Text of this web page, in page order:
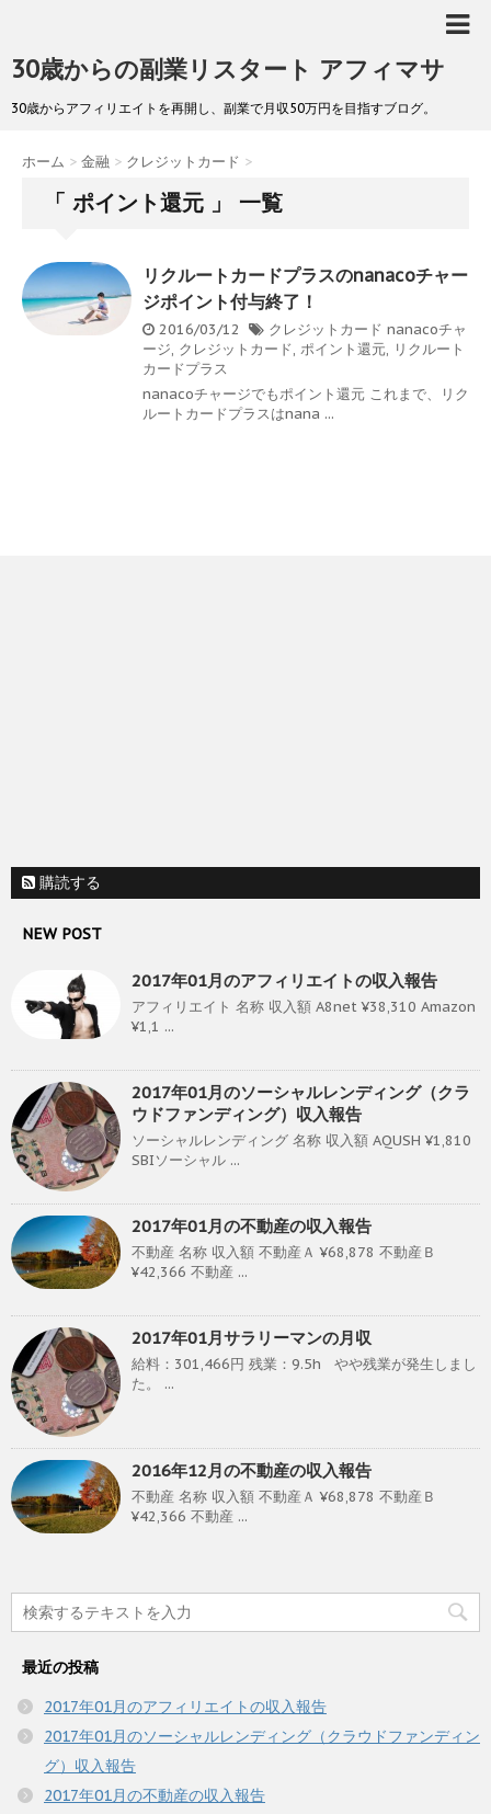
30歳からの副業リスタート アフィマサ
30歳からアフィリエイトを再開し、副業で月収50万円を目指すブログ。
ホーム > 金融 > クレジットカード >
「 ポイント還元 」 一覧
リクルートカードプラスのnanacoチャー
ジポイント付与終了！
2016/03/12 クレジットカード nanacoチャ
ージ, クレジットカード, ポイント還元, リクルート
カードプラス
nanacoチャージでもポイント還元 これまで、リク
ルートカードプラスはnana ...
購読する
NEW POST
2017年01月のアフィリエイトの収入報告
アフィリエイト 名称 収入額 A8net ¥38,310 Amazon
¥1,1 ...
2017年01月のソーシャルレンディング（クラ
ウドファンディング）収入報告
ソーシャルレンディング 名称 収入額 AQUSH ¥1,810
SBIソーシャル ...
2017年01月の不動産の収入報告
不動産 名称 収入額 不動産Ａ ¥68,878 不動産Ｂ
¥42,366 不動産 ...
2017年01月サラリーマンの月収
給料：301,466円 残業：9.5h やや残業が発生しまし
た。 ...
2016年12月の不動産の収入報告
不動産 名称 収入額 不動産Ａ ¥68,878 不動産Ｂ
¥42,366 不動産 ...
最近の投稿
2017年01月のアフィリエイトの収入報告
2017年01月のソーシャルレンディング（クラウドファンディン
グ）収入報告
2017年01月の不動産の収入報告